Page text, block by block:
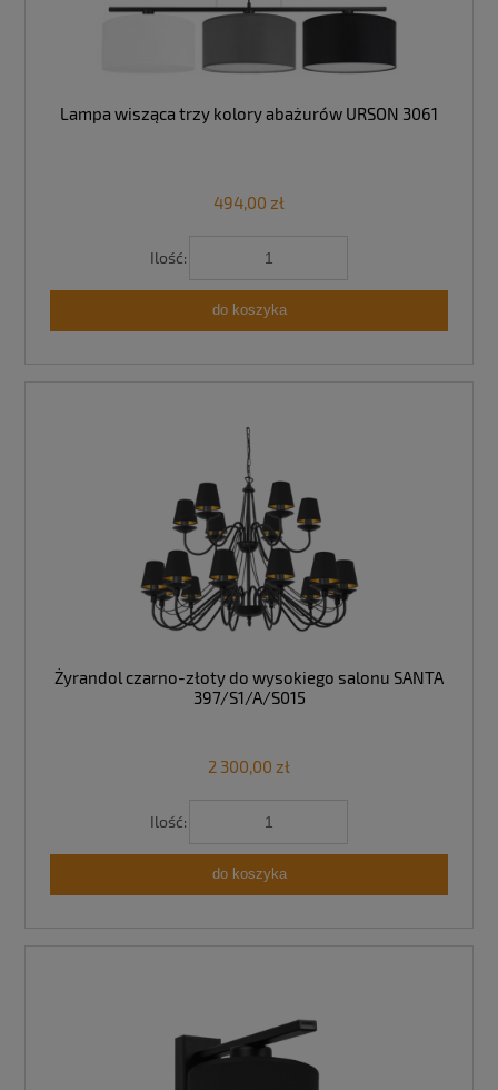
Lampa wisząca trzy kolory abażurów URSON 3061
494,00 zł
Ilość:
do koszyka
Żyrandol czarno-złoty do wysokiego salonu SANTA
397/S1/A/S015
2 300,00 zł
Ilość:
do koszyka